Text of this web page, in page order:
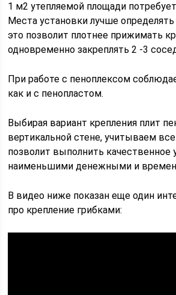
1 м2 утепляемой площади
Места установки лучше
это позволит плотнее прижимать
одновременно закреплять 2 -3
При работе с пеноплексом
как и с пенопластом.
Выбирая вариант крепления плит
вертикальной стене, учитываем
позволит выполнить качественное
наименьшими денежными и
В видео ниже показан еще один
про крепление грибками: